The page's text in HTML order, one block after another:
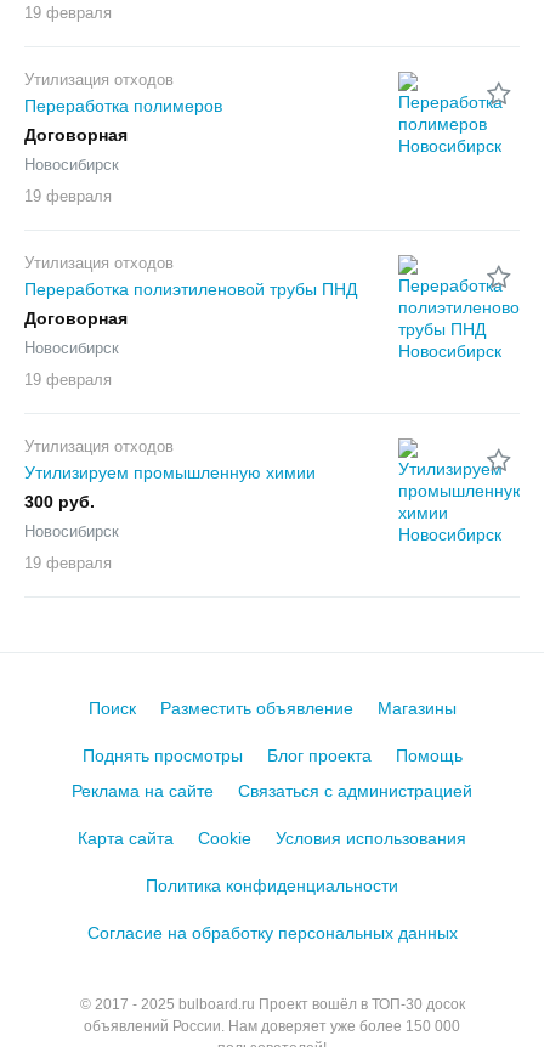
19 февраля
Утилизация отходов
Переработка полимеров
Договорная
Новосибирск
19 февраля
Утилизация отходов
Переработка полиэтиленовой трубы ПНД
Договорная
Новосибирск
19 февраля
Утилизация отходов
Утилизируем промышленную химии
300 руб.
Новосибирск
19 февраля
© 2017 - 2025 bulboard.ru Проект вошёл в ТОП-30 досок
объявлений России. Нам доверяет уже более 150 000
Поиск Разместить объявление Магазины
Поднять просмотры Блог проекта
Помощь
Реклама на сайте
Связаться с администрацией
Карта сайта Cookie Условия использования
Политика конфиденциальности
Согласие на обработку персональных данных